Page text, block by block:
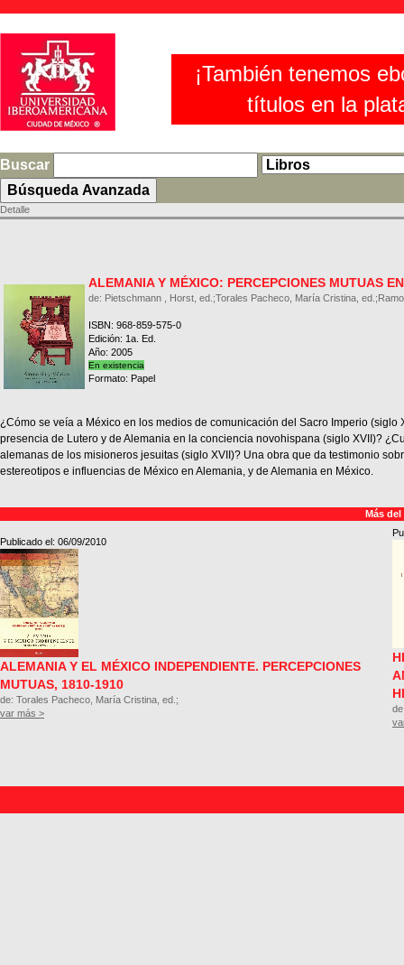
¡También tenemos
títulos en la
Buscar
Detalle
ALEMANIA Y MÉXICO: PERCEPCIONES MUTUAS
de: Pietschmann , Horst, ed.;Torales Pacheco, María Cristina,
ISBN: 968-859-575-0
Edición: 1a. Ed.
Año: 2005
En existencia
Formato: Papel
¿Cómo se veía a México en los medios de comunicación del Sacro Imperio (siglo
presencia de Lutero y de Alemania en la conciencia novohispana (siglo XVII)?
alemanas de los misioneros jesuitas (siglo XVII)? Una obra que da testimonio
estereotipos e influencias de México en Alemania, y de Alemania en México.
Más del
Publicado el: 06/09/2010
ALEMANIA Y EL MÉXICO INDEPENDIENTE. PERCEPCIONES
MUTUAS, 1810-1910
de: Torales Pacheco, María Cristina, ed.;
var más >